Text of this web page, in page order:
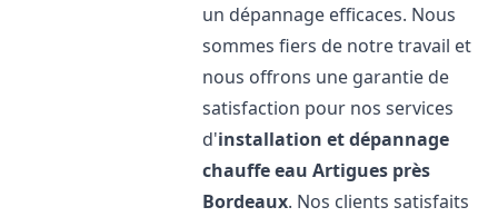
un dépannage efficaces. Nous
sommes fiers de notre travail et
nous offrons une garantie de
satisfaction pour nos services
d'installation et dépannage
chauffe eau Artigues près
Bordeaux. Nos clients satisfaits